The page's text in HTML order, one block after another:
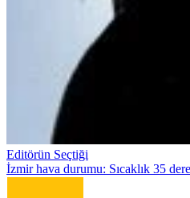
Editörün Seçtiği
İzmir hava durumu: Sıcaklık 35